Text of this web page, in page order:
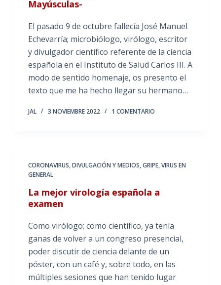
Mayúsculas-
El pasado 9 de octubre fallecía José Manuel
Echevarría; microbiólogo, virólogo, escritor
y divulgador científico referente de la ciencia
española en el Instituto de Salud Carlos III. A
modo de sentido homenaje, os presento el
texto que me ha hecho llegar su hermano…
JAL 3 NOVIEMBRE 2022 1 COMENTARIO
CORONAVIRUS,DIVULGACIÓN Y MEDIOS,GRIPE,VIRUS EN
GENERAL
La mejor virología española a
examen
Como virólogo; como científico, ya tenía
ganas de volver a un congreso presencial,
poder discutir de ciencia delante de un
póster, con un café y, sobre todo, en las
múltiples sesiones que han tenido lugar